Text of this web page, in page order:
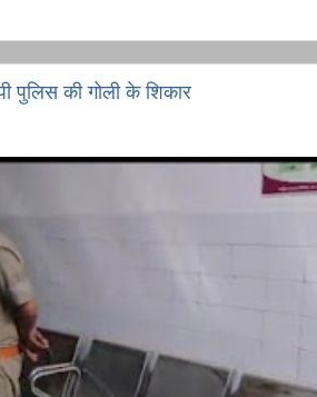
पुलिस की गोली के शिकार